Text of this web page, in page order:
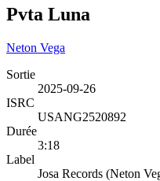
Pvta Luna
Neton Vega
Sortie
2025-09-26
ISRC
USANG2520892
Durée
3:18
Label
Josa Records (Neton